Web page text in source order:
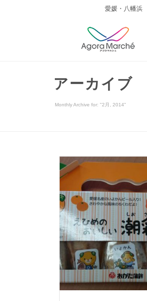
愛媛・八幡浜
アーカイブ
Monthly Archive for: "2月, 2014"